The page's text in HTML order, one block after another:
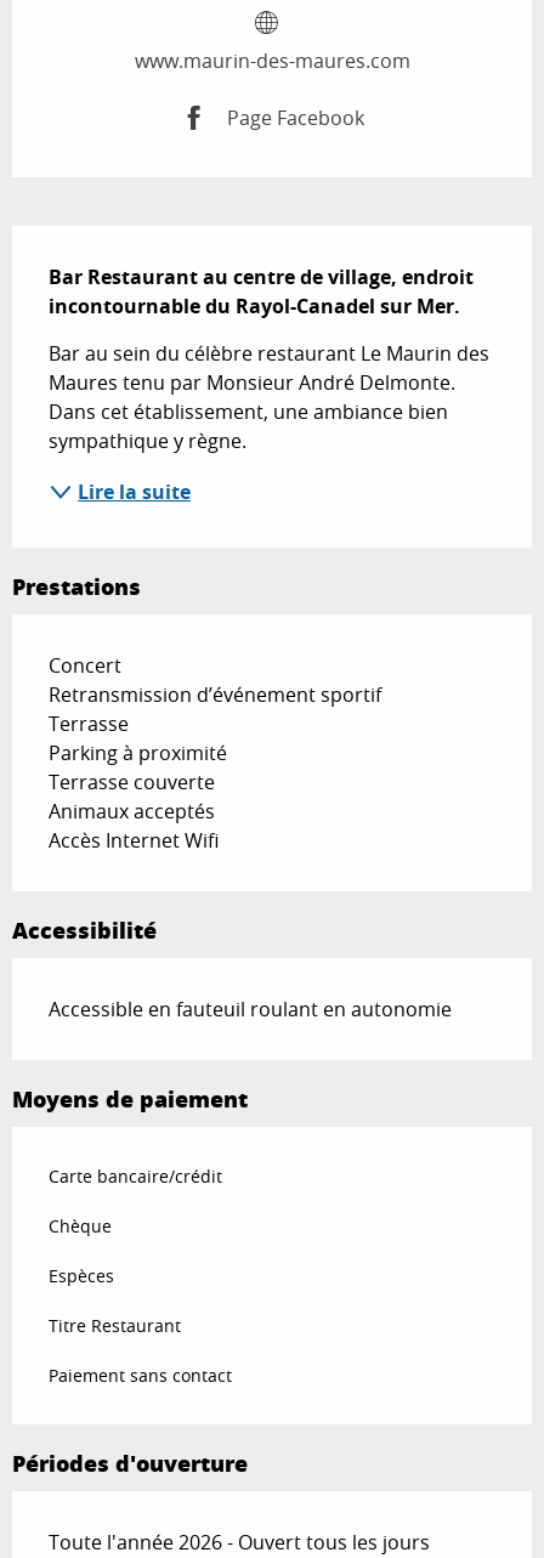
www.maurin-des-maures.com
Page Facebook
Bar Restaurant au centre de village, endroit
incontournable du Rayol-Canadel sur Mer.
Bar au sein du célèbre restaurant Le Maurin des
Maures tenu par Monsieur André Delmonte.
Dans cet établissement, une ambiance bien
sympathique y règne.
Lire la suite
Prestations
Concert
Retransmission d’événement sportif
Terrasse
Parking à proximité
Terrasse couverte
Animaux acceptés
Accès Internet Wifi
Accessibilité
Accessible en fauteuil roulant en autonomie
Moyens de paiement
Carte bancaire/crédit
Chèque
Espèces
Titre Restaurant
Paiement sans contact
Périodes d'ouverture
Toute l'année 2026 - Ouvert tous les jours